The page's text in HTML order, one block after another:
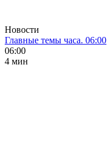
Новости
Главные темы часа. 06:00
06:00
4 мин